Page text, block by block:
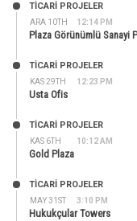
ARA 10TH 12:14 PM
TİCARİ PROJELER
Plaza Görünümlü Sanayi
KAS 29TH 12:23 PM
TİCARİ PROJELER
Usta Ofis
KAS 6TH 10:12 AM
TİCARİ PROJELER
Gold Plaza
MAY 31ST 3:10 PM
TİCARİ PROJELER
Hukukçular Towers